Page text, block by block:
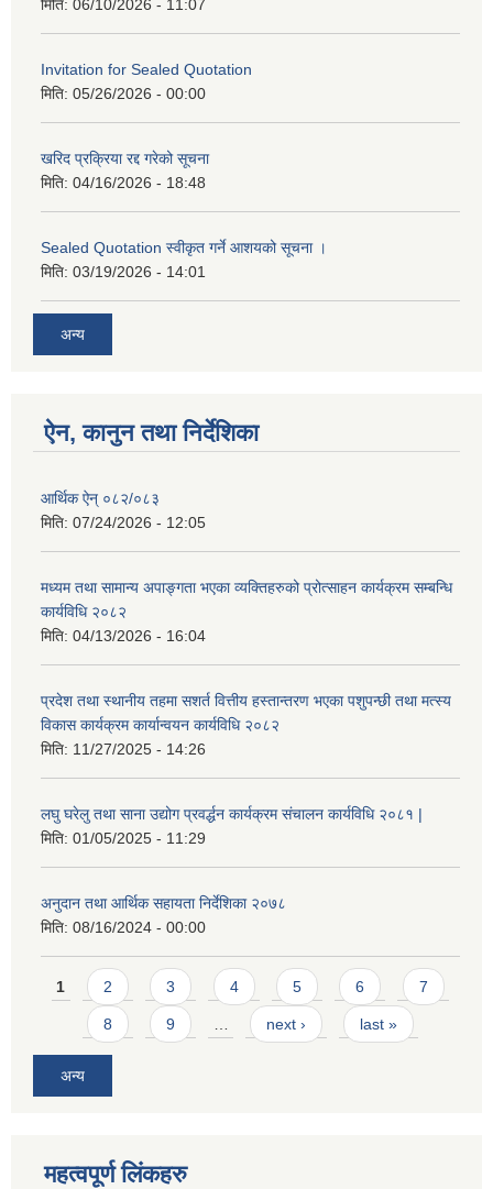
मिति: 06/10/2026 - 11:07
Invitation for Sealed Quotation
मिति: 05/26/2026 - 00:00
खरिद प्रक्रिया रद्द गरेको सूचना
मिति: 04/16/2026 - 18:48
Sealed Quotation स्वीकृत गर्ने आशयको सूचना ।
मिति: 03/19/2026 - 14:01
अन्य
ऐन, कानुन तथा निर्देशिका
आर्थिक ऐन् ०८२/०८३
मिति: 07/24/2026 - 12:05
मध्यम तथा सामान्य अपाङ्गता भएका व्यक्तिहरुको प्रोत्साहन कार्यक्रम सम्बन्धि
कार्यविधि २०८२
मिति: 04/13/2026 - 16:04
प्रदेश तथा स्थानीय तहमा सशर्त वित्तीय हस्तान्तरण भएका पशुपन्छी तथा मत्स्य
विकास कार्यक्रम कार्यान्वयन कार्यविधि २०८२
मिति: 11/27/2025 - 14:26
लघु घरेलु तथा साना उद्योग प्रवर्द्धन कार्यक्रम संचालन कार्यविधि २०८१ |
मिति: 01/05/2025 - 11:29
अनुदान तथा आर्थिक सहायता निर्देशिका २०७८
मिति: 08/16/2024 - 00:00
Pages
1 2 3 4 5 6 7
8 9 … next › last »
अन्य
महत्वपूर्ण लिंकहरु